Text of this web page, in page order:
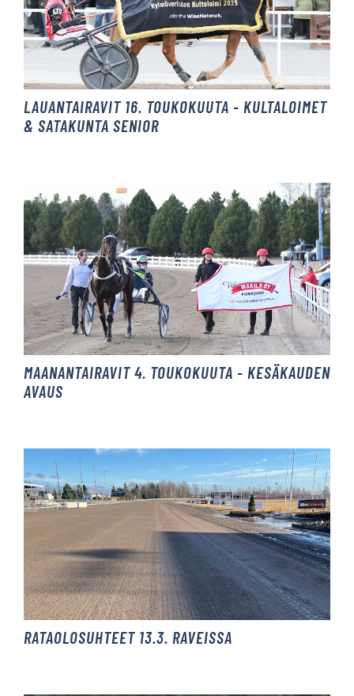
LAUANTAIRAVIT 16. TOUKOKUUTA - KULTALOIMET
& SATAKUNTA SENIOR
MAANANTAIRAVIT 4. TOUKOKUUTA - KESÄKAUDEN
AVAUS
RATAOLOSUHTEET 13.3. RAVEISSA